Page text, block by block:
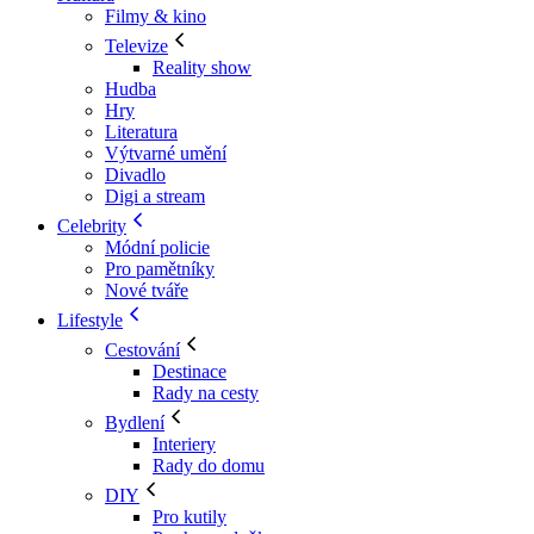
Filmy & kino
Televize
Reality show
Hudba
Hry
Literatura
Výtvarné umění
Divadlo
Digi a stream
Celebrity
Módní policie
Pro pamětníky
Nové tváře
Lifestyle
Cestování
Destinace
Rady na cesty
Bydlení
Interiery
Rady do domu
DIY
Pro kutily